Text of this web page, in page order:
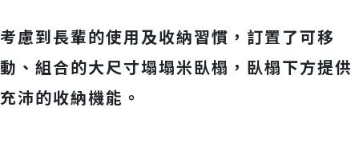
考慮到長輩的使用及收納習慣，訂置了可移
動、組合的大尺寸塌塌米臥榻，臥榻下方提供
充沛的收納機能。